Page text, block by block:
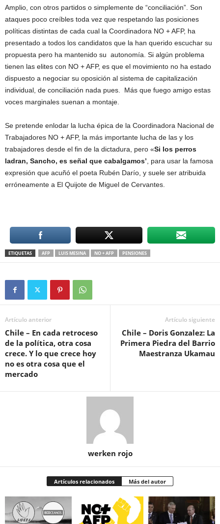
Amplio, con otros partidos o simplemente de “conciliación”. Son
ataques poco creíbles toda vez que respetando las posiciones
políticas distintas de cada cual la Coordinadora NO + AFP, ha
presentado a todos los candidatos que la han querido escuchar su
propuesta pero ha mantenido su autonomía. Si algún problema
tienen las elites con NO + AFP, es que el movimiento no ha estado
dispuesto a negociar su oposición al sistema de capitalización
individual, de conciliación nada pues. Más que fuego amigo estas
voces marginales suenan a montaje.
Se pretende enlodar la lucha épica de la Coordinadora Nacional de
Trabajadores NO + AFP, la más importante lucha de las y los
trabajadores desde el fin de la dictadura, pero «Si los perros
ladran, Sancho, es señal que cabalgamos’ , para usar la famosa
expresión que acuñó el poeta Rubén Darío, y suele ser atribuida
erróneamente a El Quijote de Miguel de Cervantes.
ETIQUETAS AFP LUIS MESINA NO + AFP PENSIONES
Artículo anterior
Chile – En cada retroceso
de la política, otra cosa
crece. Y lo que crece hoy
no es otra cosa que el
mercado
Artículo siguiente
Chile – Doris Gonzalez: La
Primera Piedra del Barrio
Maestranza Ukamau
werken rojo
Artículos relacionados Más del autor